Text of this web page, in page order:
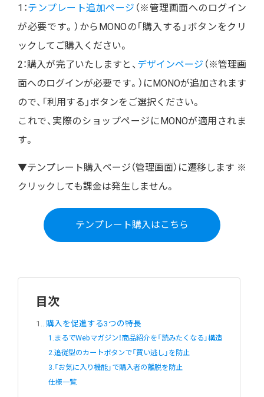
1：テンプレート追加ページ （※管理画面へのログイン
が必要です。）からMONOの「購入する」ボタンをクリ
ックしてご購入ください。
2：購入が完了いたしますと、 デザインページ （※管理画
面へのログインが必要です。）にMONOが追加されます
ので、「利用する」ボタンをご選択ください。
これで、実際のショップページにMONOが適用されま
す。
▼テンプレート購入ページ（管理画面）に遷移します ※
クリックしても課金は発生しません。
テンプレート購入はこちら
目次
1. 購入を促進する3つの特長
1.まるでWebマガジン！商品紹介を「読みたくなる」構造
2.追従型のカートボタンで「買い逃し」を防止
3.「お気に入り機能」で購入者の離脱を防止
仕様一覧